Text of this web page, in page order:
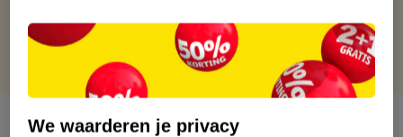
Over dit product
We waarderen je privacy